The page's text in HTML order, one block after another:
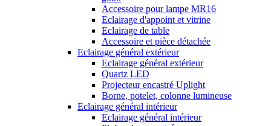
Accessoire pour lampe MR16
Eclairage d'appoint et vitrine
Eclairage de table
Accessoire et pièce détachée
Eclairage général extérieur
Eclairage général extérieur
Quartz LED
Projecteur encastré Uplight
Borne, potelet, colonne lumineuse
Eclairage général intérieur
Eclairage général intérieur